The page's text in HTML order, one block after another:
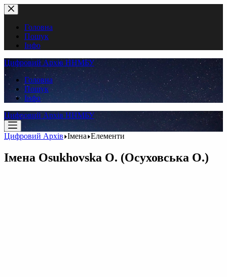
Перейти
до
вмістуГоловна
Пошук
Інфо
Цифровий Архів ННМБУ
Головна
Пошук
Інфо
Цифровий Архів ННМБУ
Цифровий Архів Імена Елементи
Імена Osukhovska O. (Осуховська О.)